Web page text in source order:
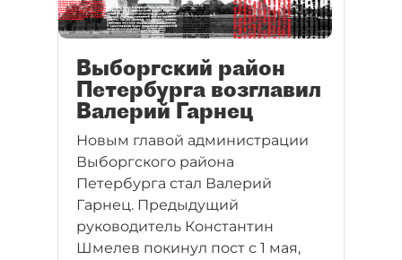
Выборгский район
Петербурга возглавил
Валерий Гарнец
Новым главой администрации
Выборгского района
Петербурга стал Валерий
Гарнец. Предыдущий
руководитель Константин
Шмелев покинул пост с 1 мая,